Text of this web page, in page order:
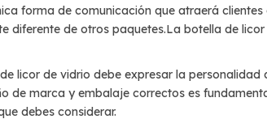
forma de comunicación que atraerá
diferente de otros paquetes.La botella de
licor de vidrio debe expresar la
de marca y embalaje correctos es
debes considerar.